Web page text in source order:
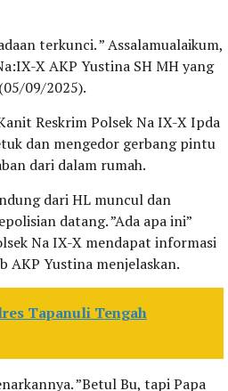
terkunci. ” Assalamualaikum,
X AKP Yustina SH MH yang
09/2025).
Reskrim Polsek Na IX-X Ipda
dan mengedor gerbang pintu
dari dalam rumah.
dari HL muncul dan
datang. ”Ada apa ini”
Na IX-X mendapat informasi
AKP Yustina menjelaskan.
Tapanuli Tengah
”Betul Bu, tapi Papa